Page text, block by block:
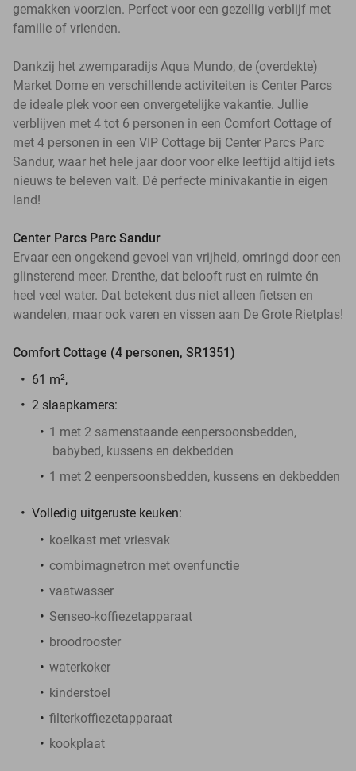
gemakken voorzien. Perfect voor een gezellig verblijf met
familie of vrienden.
Dankzij het zwemparadijs Aqua Mundo, de (overdekte)
Market Dome en verschillende activiteiten is Center Parcs
de ideale plek voor een onvergetelijke vakantie. Jullie
verblijven met 4 tot 6 personen in een Comfort Cottage of
met 4 personen in een VIP Cottage bij Center Parcs Parc
Sandur, waar het hele jaar door voor elke leeftijd altijd iets
nieuws te beleven valt. Dé perfecte minivakantie in eigen
land!
Center Parcs Parc Sandur
Ervaar een ongekend gevoel van vrijheid, omringd door een
glinsterend meer. Drenthe, dat belooft rust en ruimte én
heel veel water. Dat betekent dus niet alleen fietsen en
wandelen, maar ook varen en vissen aan De Grote Rietplas!
Comfort Cottage (4 personen, SR1351)
61 m²,
2 slaapkamers:
1 met 2 samenstaande eenpersoonsbedden,
babybed, kussens en dekbedden
1 met 2 eenpersoonsbedden, kussens en dekbedden
Volledig uitgeruste keuken:
koelkast met vriesvak
combimagnetron met ovenfunctie
vaatwasser
Senseo-koffiezetapparaat
broodrooster
waterkoker
kinderstoel
filterkoffiezetapparaat
kookplaat